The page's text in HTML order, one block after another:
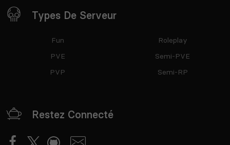
Types De Serveur
Fun
PVE
PVP
Roleplay
Semi-PVE
Semi-RP
Restez Connecté